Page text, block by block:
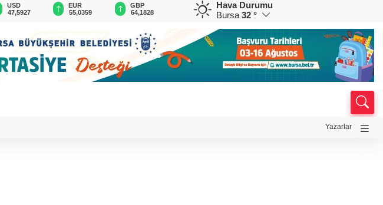
USD
47,5927
EUR
55,0359
GBP
64,1828
CHF
58,7782
CAD
33,9681
Hava Durumu
Bursa 32 °
Yazarlar